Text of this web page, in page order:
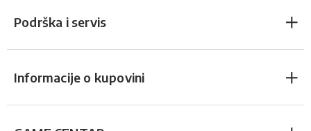
Podrška i servis
Informacije o kupovini